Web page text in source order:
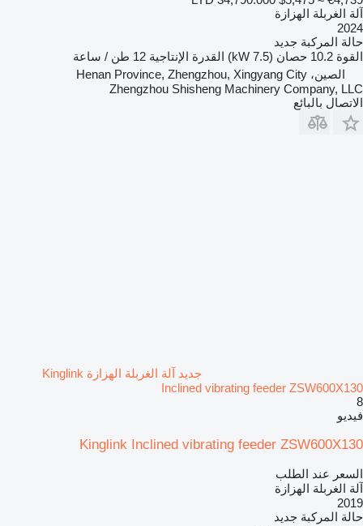
آلة الغربلة الهزازة
2024
حالة المركبة جديد
القوة 10.2 حصان (7.5 kW) القدرة الإنتاجية 12 طن / ساعة
الصين، Henan Province, Zhengzhou, Xingyang City
Zhengzhou Shisheng Machinery Company, LLC
الاتصال بالبائع
جديد آلة الغربلة الهزازة Kinglink
Inclined vibrating feeder ZSW600X130
8
فيديو
Kinglink Inclined vibrating feeder ZSW600X130
السعر عند الطلب
آلة الغربلة الهزازة
2019
حالة المركبة جديد